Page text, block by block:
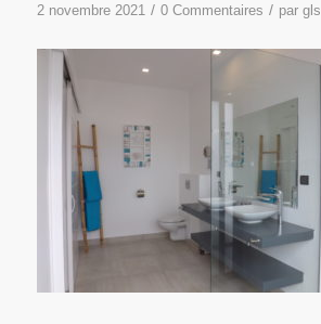
2 novembre 2021 / 0 Commentaires / par gls